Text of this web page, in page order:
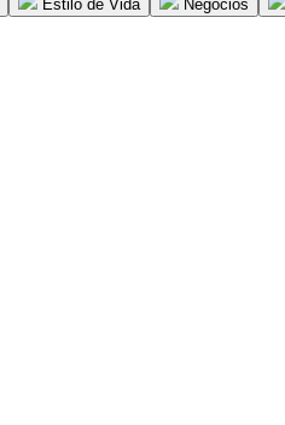
Estilo de Vida Negócios